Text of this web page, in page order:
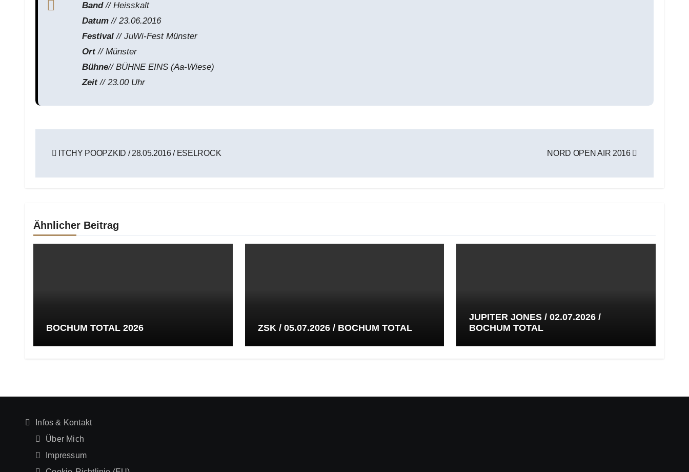
Band// Heisskalt
Datum // 23.06.2016
Festival // JuWi-Fest Münster
Ort// Münster
Bühne// BÜHNE EINS (Aa-Wiese)
Zeit// 23.00 Uhr
ITCHY POOPZKID / 28.05.2016 / ESELROCK NORD OPEN AIR 2016
Ähnlicher Beitrag
BOCHUM TOTAL 2026 ZSK / 05.07.2026 / BOCHUM TOTAL
JUPITER JONES / 02.07.2026 /
BOCHUM TOTAL
Infos & Kontakt
Über Mich
Impressum